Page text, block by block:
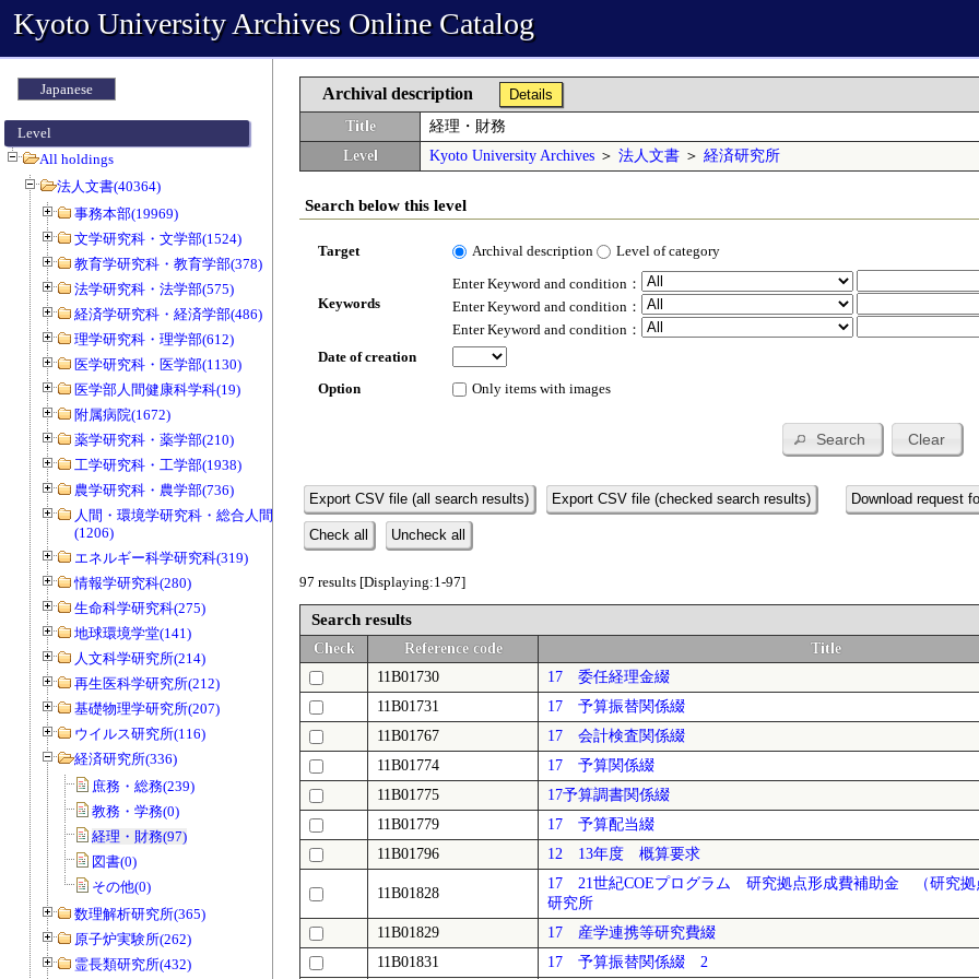
Kyoto University Archives Online Catalog
Japanese
Level
All holdings
法人文書(40364)
事務本部(19969)
文学研究科・文学部(1524)
教育学研究科・教育学部(378)
法学研究科・法学部(575)
経済学研究科・経済学部(486)
理学研究科・理学部(612)
医学研究科・医学部(1130)
医学部人間健康科学科(19)
附属病院(1672)
薬学研究科・薬学部(210)
工学研究科・工学部(1938)
農学研究科・農学部(736)
人間・環境学研究科・総合人間学部
(1206)
エネルギー科学研究科(319)
情報学研究科(280)
生命科学研究科(275)
地球環境学堂(141)
人文科学研究所(214)
再生医科学研究所(212)
基礎物理学研究所(207)
ウイルス研究所(116)
経済研究所(336)
庶務・総務(239)
教務・学務(0)
経理・財務(97)
図書(0)
その他(0)
数理解析研究所(365)
原子炉実験所(262)
霊長類研究所(432)
Archival description
Details
Title
経理・財務
Level
Kyoto University Archives ＞ 法人文書 ＞ 経済研究所
Search below this level
Target Archival description Level of category
Keywords
Enter Keyword and condition：
Enter Keyword and condition：
Enter Keyword and condition：
Date of creation
Option
Only items with images
Search Clear
Export CSV file (all search results) Export CSV file (checked search results) Download request
Check all
Uncheck all
97 results [Displaying:1-97]
Search results
Check Reference code Title
11B01730
17 委任経理金綴
11B01731
17 予算振替関係綴
11B01767
17 会計検査関係綴
11B01774
17 予算関係綴
11B01775
17予算調書関係綴
11B01779
17 予算配当綴
11B01796
12 13年度 概算要求
11B01828
17 21世紀COEプログラム 研究拠点形成費補助金 （研究
研究所
11B01829 17 産学連携等研究費綴
11B01831
17 予算振替関係綴 2